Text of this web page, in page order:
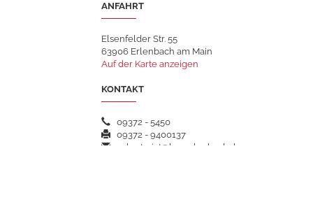
ANFAHRT
Elsenfelder Str. 55
63906 Erlenbach am Main
Auf der Karte anzeigen
KONTAKT
09372 - 5450
09372 - 9400137
sekretariat@hsgerlenbach.de